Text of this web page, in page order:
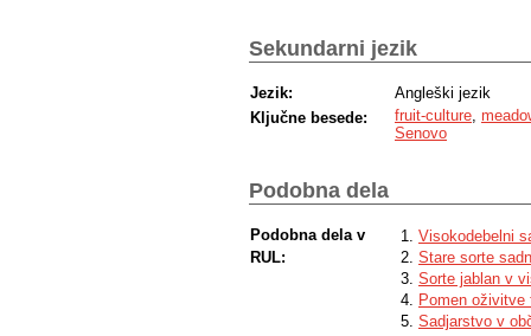
Sekundarni jezik
Jezik:
Angleški jezik
Ključne besede:
fruit-culture
Senovo
Podobna dela
Podobna dela v
RUL:
Visokodebelni
Stare sorte
Sorte jablan v
Pomen
Sadjarstvo v